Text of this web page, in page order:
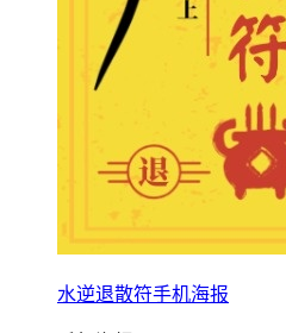
水逆退散符手机海报